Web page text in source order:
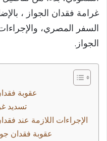
غرامة فقدان الجواز ،
السفر المصري،
الجواز.
تسديد
الإجراءات اللازمة عند
عقوبة فقدان